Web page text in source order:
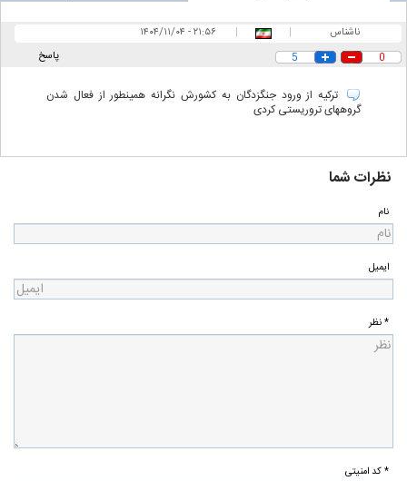
ناشناس |
|
۲۱:۵۶ - ۱۴۰۴/۱۱/۰۴
پاسخ
0
5
ترکیه از ورود جنگزدگان به کشورش نگرانه همینطور از فعال شدن
گروههای تروریستی کردی
نظرات شما
نام
ایمیل
* نظر
* کد امنیتی